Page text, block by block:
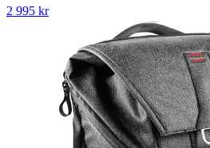
2 995 kr